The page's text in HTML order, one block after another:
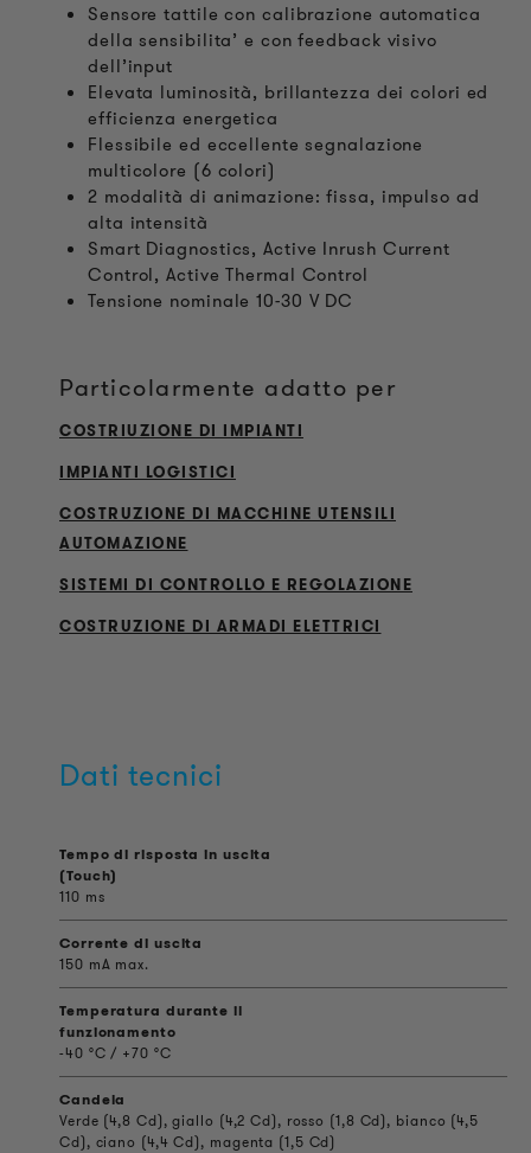
Sensore tattile con calibrazione automatica
della sensibilita’ e con feedback visivo
dell’input
Elevata luminosità, brillantezza dei colori ed
efficienza energetica
Flessibile ed eccellente segnalazione
multicolore (6 colori)
2 modalità di animazione: fissa, impulso ad
alta intensità
Smart Diagnostics, Active Inrush Current
Control, Active Thermal Control
Tensione nominale 10-30 V DC
Particolarmente adatto per
COSTRIUZIONE DI IMPIANTI
IMPIANTI LOGISTICI
COSTRUZIONE DI MACCHINE UTENSILI
AUTOMAZIONE
SISTEMI DI CONTROLLO E REGOLAZIONE
COSTRUZIONE DI ARMADI ELETTRICI
Dati tecnici
Tempo di risposta in uscita
(Touch)
110 ms
Corrente di uscita
150 mA max.
Temperatura durante il
funzionamento
-40 °C / +70 °C
Candela
Verde (4,8 Cd), giallo (4,2 Cd), rosso (1,8 Cd), bianco (4,5
Cd), ciano (4,4 Cd), magenta (1,5 Cd)